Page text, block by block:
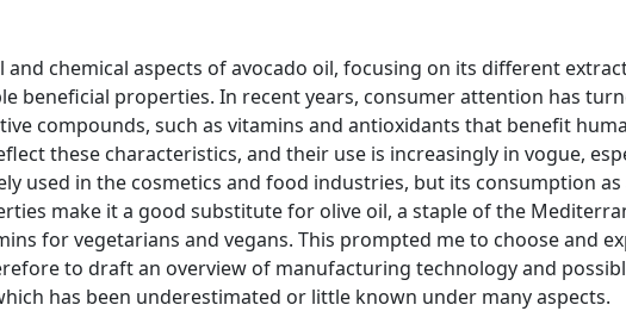
chemical aspects of avocado oil, focusing on its different
beneficial properties. In recent years, consumer attention has
compounds, such as vitamins and antioxidants that benefit
these characteristics, and their use is increasingly in vogue,
used in the cosmetics and food industries, but its consumption
make it a good substitute for olive oil, a staple of the
for vegetarians and vegans. This prompted me to choose and
to draft an overview of manufacturing technology and
has been underestimated or little known under many aspects.